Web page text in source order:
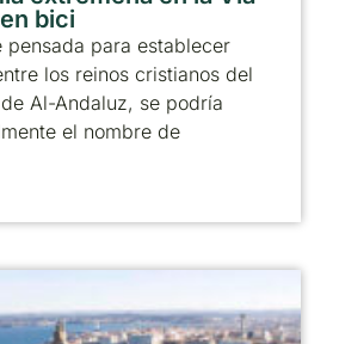
bici
pensada para establecer
los reinos cristianos del
Al-Andaluz, se podría
el nombre de